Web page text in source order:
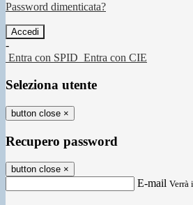
Password dimenticata?
-
Entra con SPID Entra con CIE
Seleziona utente
button close ×
Recupero password
button close ×
E-mail Verrà